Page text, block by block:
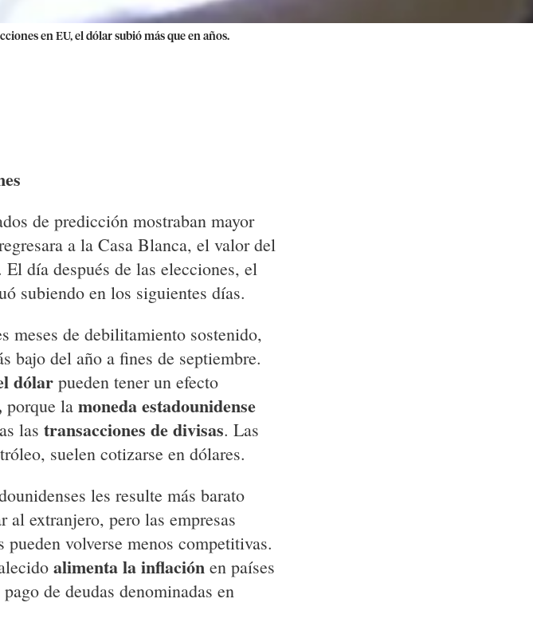
en EU, el dólar subió más que en años.
de predicción mostraban mayor
a la Casa Blanca, el valor del
día después de las elecciones, el
subiendo en los siguientes días.
meses de debilitamiento sostenido,
bajo del año a fines de septiembre.
dólar pueden tener un efecto
porque la moneda estadounidense
las transacciones de divisas. Las
suelen cotizarse en dólares.
les resulte más barato
al extranjero, pero las empresas
volverse menos competitivas.
alimenta la inflación en países
de deudas denominadas en